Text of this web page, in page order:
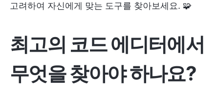
고려하여 자신에게 맞는 도구를 찾아보세요. 🧩
최고의 코드 에디터에서
무엇을 찾아야 하나요?